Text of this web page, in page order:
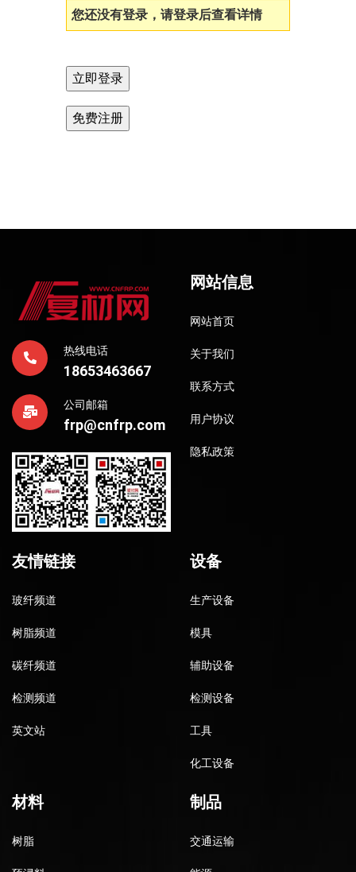
您还没有登录，请登录后查看详情
热线电话
18653463667
公司邮箱
frp@cnfrp.com
网站信息
网站首页
关于我们
联系方式
用户协议
隐私政策
友情链接
玻纤频道
树脂频道
碳纤频道
检测频道
英文站
设备
生产设备
模具
辅助设备
检测设备
工具
化工设备
材料
树脂
制品
交通运输